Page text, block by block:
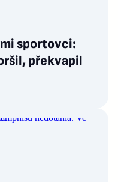
sportovci:
překvapil